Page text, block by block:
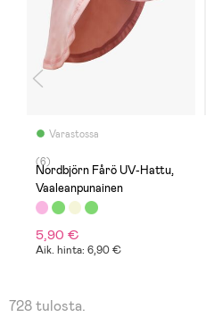
Varastossa
(6)
Nordbjörn Fårö UV-Hattu,
Vaaleanpunainen
5,90 €
Aik. hinta: 6,90 €
728 tulosta.